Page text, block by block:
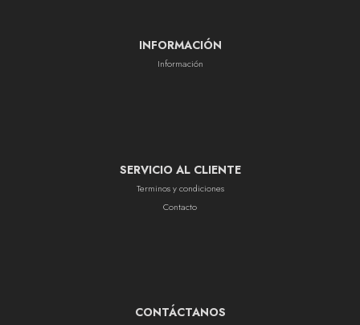
INFORMACIÓN
Información
SERVICIO AL CLIENTE
Terminos y condiciones
Contacto
CONTÁCTANOS